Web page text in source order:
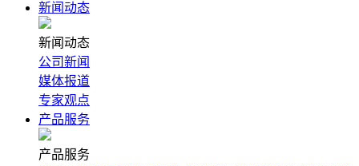
新闻动态
新闻动态
公司新闻
媒体报道
专家观点
产品服务
产品服务